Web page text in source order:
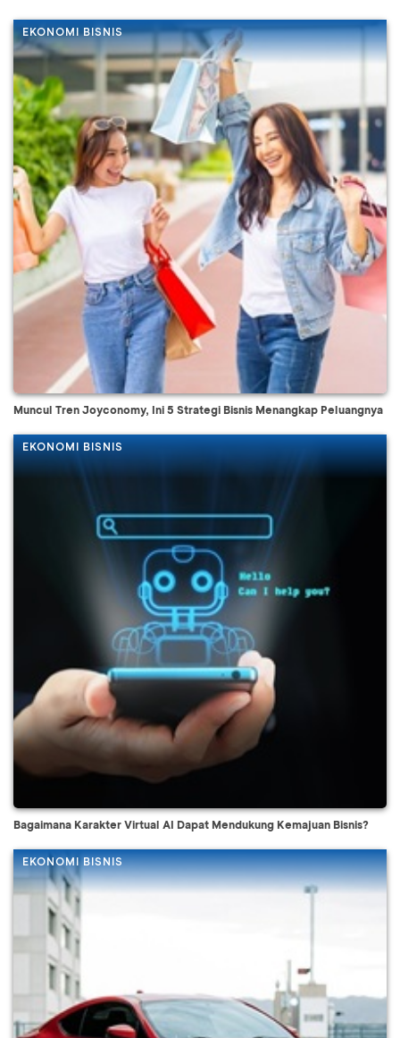
EKONOMI BISNIS
Muncul Tren Joyconomy, Ini 5 Strategi Bisnis Menangkap Peluangnya
EKONOMI BISNIS
Bagaimana Karakter Virtual AI Dapat Mendukung Kemajuan Bisnis?
EKONOMI BISNIS